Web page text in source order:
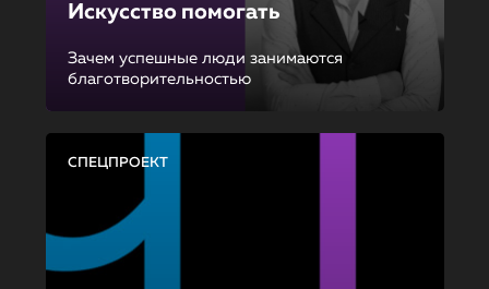
Искусство помогать
Зачем успешные люди занимаются
благотворительностью
СПЕЦПРОЕКТ